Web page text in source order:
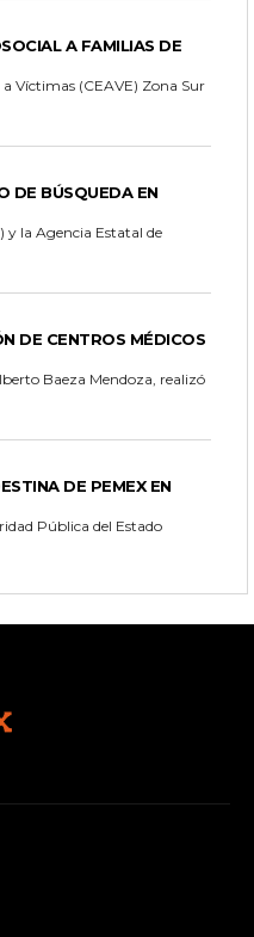
A FAMILIAS DE
Víctimas (CEAVE) Zona Sur
DE BÚSQUEDA EN
y la Agencia Estatal de
DE CENTROS MÉDICOS
Baeza Mendoza, realizó
DE PEMEX EN
Pública del Estado